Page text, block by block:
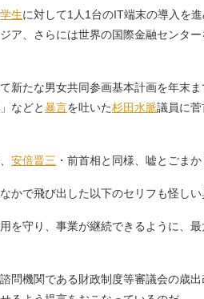
学生に対して1人1台のIT端末の導入を
ア、さらには世界の国際金融センタ
新たな男女共同参画基本計画を年
などと暴言を吐いた杉田水脈議員に菅
安倍晋三 ・前首相と同様、嘘とごま
かで飛び出した以下のセリフも怪しい
を守り、事業が継続できるように、
問機関である財政制度等審議会の歳